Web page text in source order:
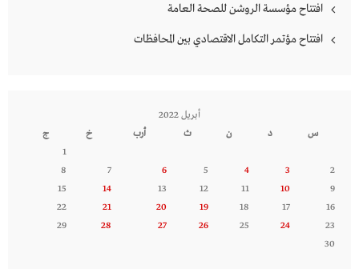
افتتاح مؤسسة الروشن للصحة العامة
افتتاح مؤتمر التكامل الاقتصادي بين المحافظات
أبريل 2022
س
د ن ث أرب خ
ج
1
2
3
4
5
6
7
8
9
10
11
12
13
14
15
16
17
18
19
20
21
22
23
24
25
26
27
28
29
30